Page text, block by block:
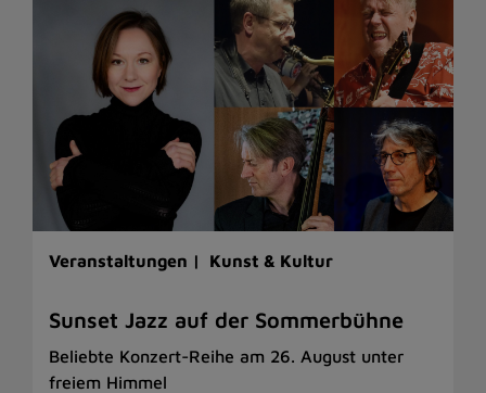
Veranstaltungen | Kunst & Kultur
Sunset Jazz auf der Sommerbühne
Beliebte Konzert-Reihe am 26. August unter
freiem Himmel